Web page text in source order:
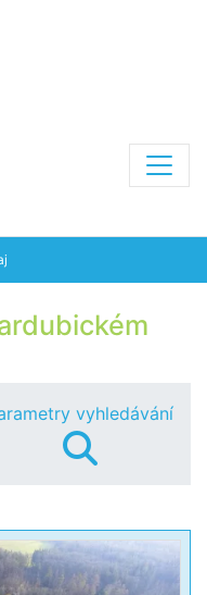
vyhledávání